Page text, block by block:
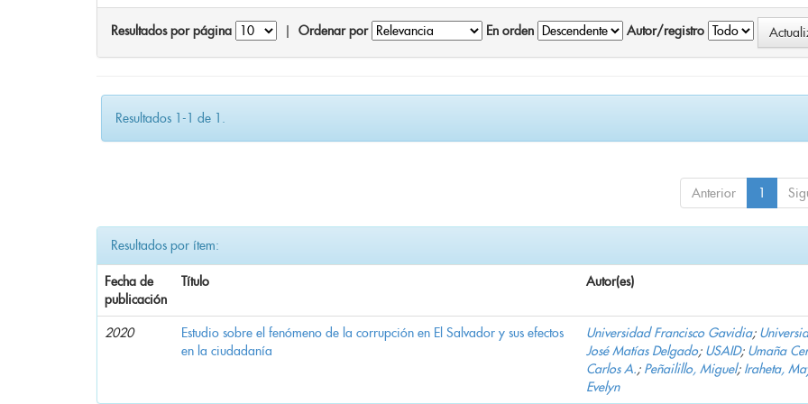
Resultados por página Ordenar por En orden Autor/registro
Resultados 1-1 de 1.
Anterior 1
Resultados por ítem:
Fecha de
publicación
Título Autor(es)
2020
Estudio sobre el fenómeno de la corrupción en El Salvador y sus efectos
en la ciudadanía
Universidad Francisco Gavidia;
José Matías Delgado; USAID; Umaña
Carlos A.; Peñailillo, Miguel; Iraheta,
Evelyn